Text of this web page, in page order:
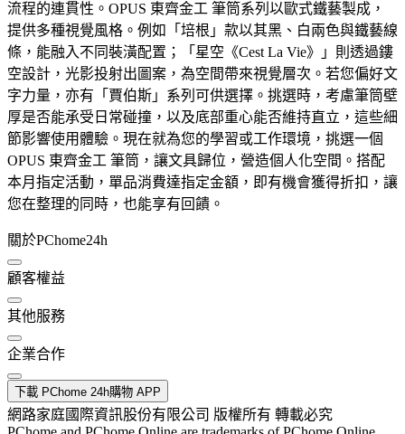
流程的連貫性。OPUS 東齊金工 筆筒系列以歐式鐵藝製成，
提供多種視覺風格。例如「培根」款以其黑、白兩色與鐵藝線
條，能融入不同裝潢配置；「星空《Cest La Vie》」則透過鏤
空設計，光影投射出圖案，為空間帶來視覺層次。若您偏好文
字力量，亦有「賈伯斯」系列可供選擇。挑選時，考慮筆筒壁
厚是否能承受日常碰撞，以及底部重心能否維持直立，這些細
節影響使用體驗。現在就為您的學習或工作環境，挑選一個
OPUS 東齊金工 筆筒，讓文具歸位，營造個人化空間。搭配
本月指定活動，單品消費達指定金額，即有機會獲得折扣，讓
您在整理的同時，也能享有回饋。
關於PChome24h
顧客權益
其他服務
企業合作
下載 PChome 24h購物 APP
網路家庭國際資訊股份有限公司 版權所有 轉載必究